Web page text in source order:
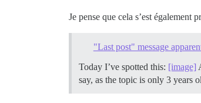
Je pense que cela s’est également
"Last post" message
Today I’ve spotted this: [image]
say, as the topic is only 3 years